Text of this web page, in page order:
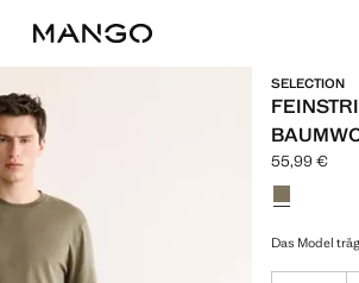
SELECTION
Aktueller
55,99 €
Wählen Sie
Das Model